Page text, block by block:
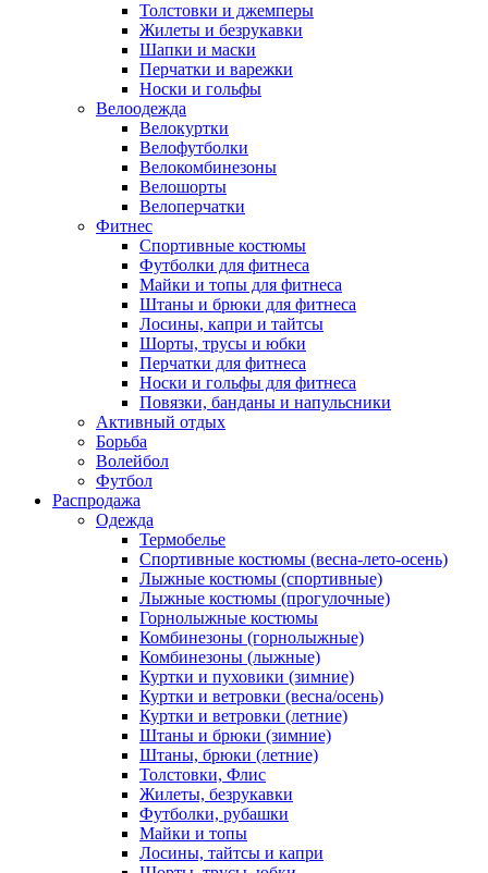
Толстовки и джемперы
Жилеты и безрукавки
Шапки и маски
Перчатки и варежки
Носки и гольфы
Велоодежда
Велокуртки
Велофутболки
Велокомбинезоны
Велошорты
Велоперчатки
Фитнес
Спортивные костюмы
Футболки для фитнеса
Майки и топы для фитнеса
Штаны и брюки для фитнеса
Лосины, капри и тайтсы
Шорты, трусы и юбки
Перчатки для фитнеса
Носки и гольфы для фитнеса
Повязки, банданы и напульсники
Активный отдых
Борьба
Волейбол
Футбол
Распродажа
Одежда
Термобелье
Спортивные костюмы (весна-лето-осень)
Лыжные костюмы (спортивные)
Лыжные костюмы (прогулочные)
Горнолыжные костюмы
Комбинезоны (горнолыжные)
Комбинезоны (лыжные)
Куртки и пуховики (зимние)
Куртки и ветровки (весна/осень)
Куртки и ветровки (летние)
Штаны и брюки (зимние)
Штаны, брюки (летние)
Толстовки, Флис
Жилеты, безрукавки
Футболки, рубашки
Майки и топы
Лосины, тайтсы и капри